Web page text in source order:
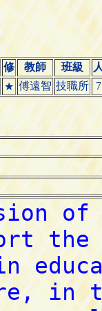
修 教師 班級
★ 傅遠智 技職所 7